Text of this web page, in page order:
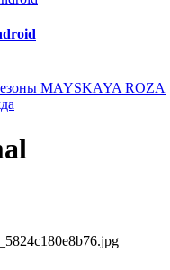
MAYSKAYA ROZA